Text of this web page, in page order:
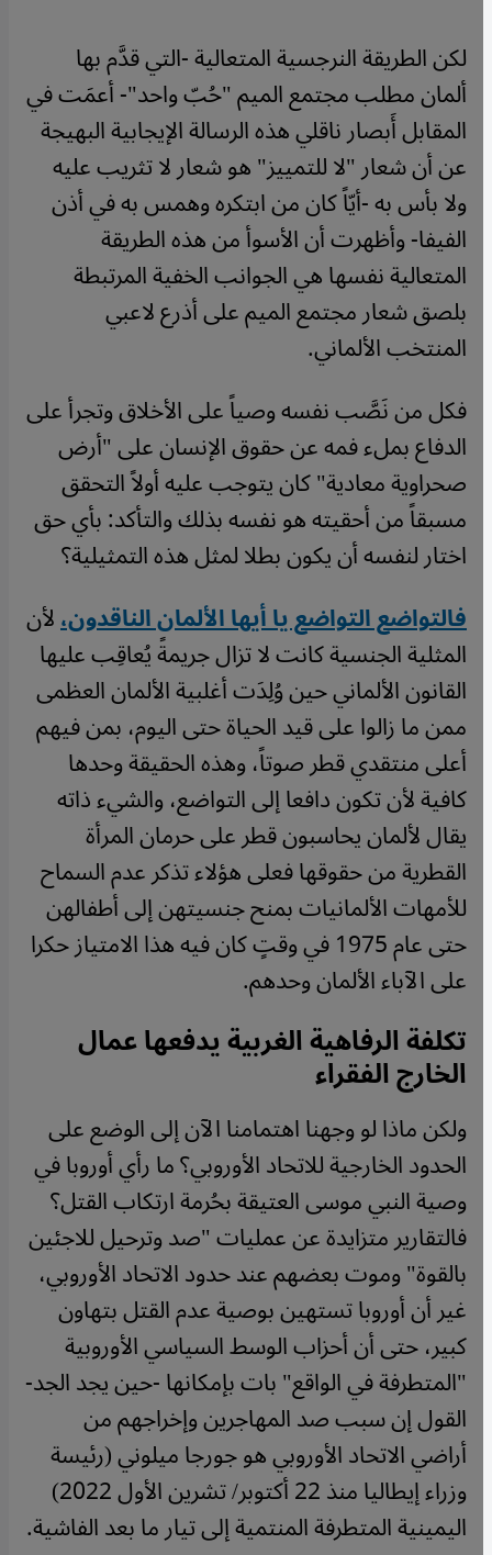
لكن الطريقة النرجسية المتعالية -التي قدَّم بها
ألمان مطلب مجتمع الميم "حُبّ واحد"- أعمَت في
المقابل أَبصار ناقلي هذه الرسالة الإيجابية البهيجة
عن أن شعار "لا للتمييز" هو شعار لا تثريب عليه
ولا بأس به -أيّاً كان من ابتكره وهمس به في أذن
الفيفا- وأظهرت أن الأسوأ من هذه الطريقة
المتعالية نفسها هي الجوانب الخفية المرتبطة
بلصق شعار مجتمع الميم على أذرع لاعبي
المنتخب الألماني.
فكل من نَصَّب نفسه وصياً على الأخلاق وتجرأ على
الدفاع بملء فمه عن حقوق الإنسان على "أرض
صحراوية معادية" كان يتوجب عليه أولاً التحقق
مسبقاً من أحقيته هو نفسه بذلك والتأكد: بأي حق
اختار لنفسه أن يكون بطلا لمثل هذه التمثيلية؟
فالتواضع التواضع يا أيها الألمان الناقدون،لأن
المثلية الجنسية كانت لا تزال جريمةً يُعاقِب عليها
القانون الألماني حين وُلِدَت أغلبية الألمان العظمى
ممن ما زالوا على قيد الحياة حتى اليوم، بمن فيهم
أعلى منتقدي قطر صوتاً، وهذه الحقيقة وحدها
كافية لأن تكون دافعا إلى التواضع، والشيء ذاته
يقال لألمان يحاسبون قطر على حرمان المرأة
القطرية من حقوقها فعلى هؤلاء تذكر عدم السماح
للأمهات الألمانيات بمنح جنسيتهن إلى أطفالهن
حتى عام 1975 في وقتٍ كان فيه هذا الامتياز حكرا
على الآباء الألمان وحدهم.
تكلفة الرفاهية الغربية يدفعها عمال
الخارج الفقراء
ولكن ماذا لو وجهنا اهتمامنا الآن إلى الوضع على
الحدود الخارجية للاتحاد الأوروبي؟ ما رأي أوروبا في
وصية النبي موسى العتيقة بحُرمة ارتكاب القتل؟
فالتقارير متزايدة عن عمليات "صد وترحيل للاجئين
بالقوة" وموت بعضهم عند حدود الاتحاد الأوروبي،
غير أن أوروبا تستهين بوصية عدم القتل بتهاون
كبير، حتى أن أحزاب الوسط السياسي الأوروبية
"المتطرفة في الواقع" بات بإمكانها -حين يجد الجد-
القول إن سبب صد المهاجرين وإخراجهم من
أراضي الاتحاد الأوروبي هو جورجا ميلوني (رئيسة
وزراء إيطاليا منذ 22 أكتوبر/ تشرين الأول 2022)
اليمينية المتطرفة المنتمية إلى تيار ما بعد الفاشية.